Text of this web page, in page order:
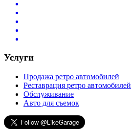
Услуги
Продажа ретро автомобилей
Реставрация ретро автомобилей
Обслуживание
Авто для съемок